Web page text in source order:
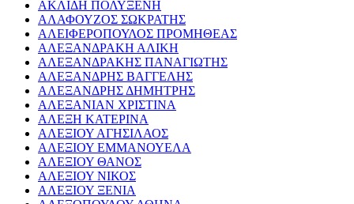
ΑΚΛΙΔΗ ΠΟΛΥΞΕΝΗ
ΑΛΑΦΟΥΖΟΣ ΣΩΚΡΑΤΗΣ
ΑΛΕΙΦΕΡΟΠΟΥΛΟΣ ΠΡΟΜΗΘΕΑΣ
ΑΛΕΞΑΝΔΡΑΚΗ ΑΛΙΚΗ
ΑΛΕΞΑΝΔΡΑΚΗΣ ΠΑΝΑΓΙΩΤΗΣ
ΑΛΕΞΑΝΔΡΗΣ ΒΑΓΓΕΛΗΣ
ΑΛΕΞΑΝΔΡΗΣ ΔΗΜΗΤΡΗΣ
ΑΛΕΞΑΝΙΑΝ ΧΡΙΣΤΙΝΑ
ΑΛΕΞΗ ΚΑΤΕΡΙΝΑ
ΑΛΕΞΙΟΥ ΑΓΗΣΙΛΑΟΣ
ΑΛΕΞΙΟΥ ΕΜΜΑΝΟΥΕΛΑ
ΑΛΕΞΙΟΥ ΘΑΝΟΣ
ΑΛΕΞΙΟΥ ΝΙΚΟΣ
ΑΛΕΞΙΟΥ ΞΕΝΙΑ